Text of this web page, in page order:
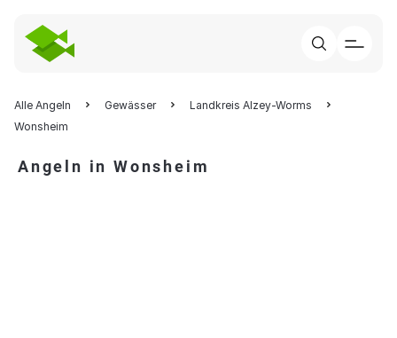
Alle Angeln Gewässer
Landkreis Alzey-Worms
Wonsheim
Angeln in Wonsheim